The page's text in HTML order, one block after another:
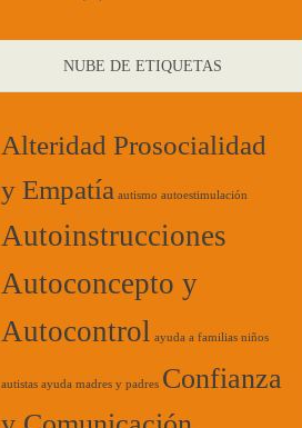
NUBE DE ETIQUETAS
Alteridad Prosocialidad
y Empatía autismo autoestimulación
Autoinstrucciones
Autoconcepto y
Autocontrol ayuda a familias niños
autistas ayuda madres y padres Confianza